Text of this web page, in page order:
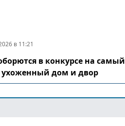
в 11:21
в конкурсе на самый
дом и двор